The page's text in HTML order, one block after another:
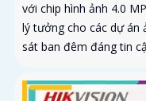
với chip hình ảnh 4.0
lý tưởng cho các dự án
sát ban đêm đáng tin